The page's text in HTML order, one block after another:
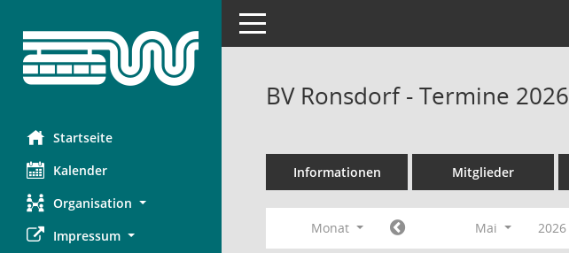
Startseite
Kalender
Organisation
Impressum
Toggle navigation
BV Ronsdorf - Termine 2026
Informationen Mitglieder
Monat Mai 2026